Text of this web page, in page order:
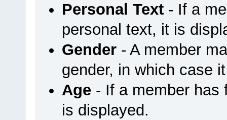
Personal Text- If a
personal text, it is
Gender- A member
gender, in which case
Age- If a member has
is displayed.